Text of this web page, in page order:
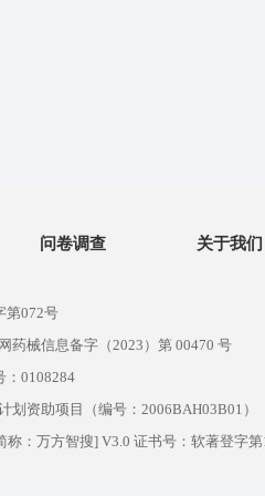
问卷调查 关于我们
第072号
药械信息备字（2023）第 00470 号
：0108284
资助项目（编号：2006BAH03B01）
：万方智搜] V3.0 证书号：软著登字